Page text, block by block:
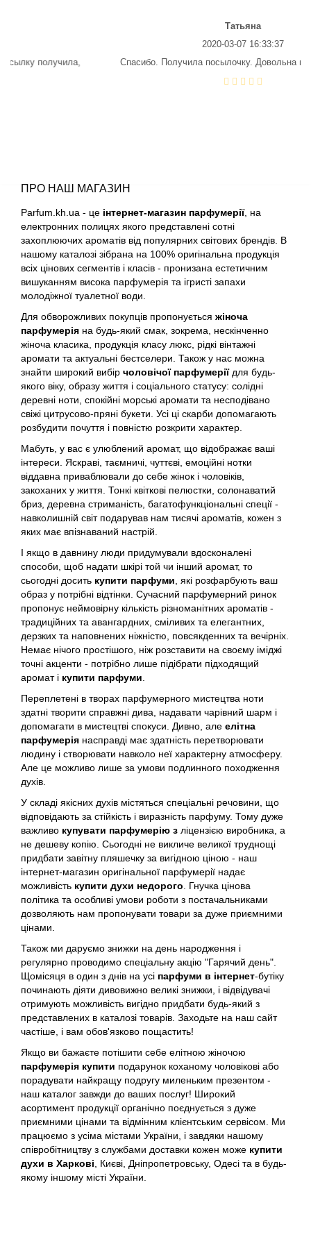
2020-03-07 16:33:37
Спасибо. Получила посылочку. Довольна на все 100 %. ..
ПРО НАШ МАГАЗИН
Parfum.kh.ua - це інтернет-магазин парфумерії, на
електронних полицях якого представлені сотні
захоплюючих ароматів від популярних світових брендів. В
нашому каталозі зібрана на 100% оригінальна продукція
всіх цінових сегментів і класів - пронизана естетичним
вишуканням висока парфумерія та ігристі запахи
молодіжної туалетної води.
Для обворожливих покупців пропонується жіноча
парфумерія на будь-який смак, зокрема, нескінченно
жіноча класика, продукція класу люкс, рідкі вінтажні
аромати та актуальні бестселери. Також у нас можна
знайти широкий вибір чоловічої парфумеріїдля будь-
якого віку, образу життя і соціального статусу: солідні
деревні ноти, спокійні морські аромати та несподівано
свіжі цитрусово-пряні букети. Усі ці скарби допомагають
розбудити почуття і повністю розкрити характер.
Мабуть, у вас є улюблений аромат, що відображає ваші
інтереси. Яскраві, таємничі, чуттєві, емоційні нотки
віддавна приваблювали до себе жінок і чоловіків,
закоханих у життя. Тонкі квіткові пелюстки, солонаватий
бриз, деревна стриманість, багатофункціональні спеції -
навколишній світ подарував нам тисячі ароматів, кожен з
яких має впізнаваний настрій.
І якщо в давнину люди придумували вдосконалені
способи, щоб надати шкірі той чи інший аромат, то
сьогодні досить купити парфуми , які розфарбують ваш
образ у потрібні відтінки. Сучасний парфумерний ринок
пропонує неймовірну кількість різноманітних ароматів -
традиційних та авангардних, сміливих та елегантних,
дерзких та наповнених ніжністю, повсякденних та вечірніх.
Немає нічого простішого, ніж розставити на своєму іміджі
точні акценти - потрібно лише підібрати підходящий
аромат і купити парфуми
Переплетені в творах парфумерного мистецтва ноти
здатні творити справжні дива, надавати чарівний шарм і
допомагати в мистецтві спокуси. Дивно, але елітна
парфумерія насправді має здатність перетворювати
людину і створювати навколо неї характерну атмосферу.
Але це можливо лише за умови подлинного походження
духів.
У складі якісних духів містяться спеціальні речовини, що
відповідають за стійкість і виразність парфуму. Тому дуже
важливо купувати парфумерію з ліцензією виробника, а
не дешеву копію. Сьогодні не викличе великої труднощі
придбати завітну пляшечку за вигідною ціною - наш
інтернет-магазин оригінальної парфумерії надає
можливість купити духи недорого . Гнучка цінова
політика та особливі умови роботи з постачальниками
дозволяють нам пропонувати товари за дуже приємними
цінами.
Також ми даруємо знижки на день народження і
регулярно проводимо спеціальну акцію "Гарячий день".
Щомісяця в один з днів на усі парфуми в інтернет-бутіку
починають діяти дивовижно великі знижки, і відвідувачі
отримують можливість вигідно придбати будь-який з
представлених в каталозі товарів. Заходьте на наш сайт
частіше, і вам обов'язково пощастить!
Якщо ви бажаєте потішити себе елітною жіночою
парфумерія купити подарунок коханому чоловікові або
порадувати найкращу подругу миленьким презентом -
наш каталог завжди до ваших послуг! Широкий
асортимент продукції органічно поєднується з дуже
приємними цінами та відмінним клієнтським сервісом. Ми
працюємо з усіма містами України, і завдяки нашому
співробітництву з службами доставки кожен може купити
духи в Харкові , Києві, Дніпропетровську, Одесі та в будь-
якому іншому місті України.
American Crew
Amouage
Amouroud
Andre L'Arom
Angel Schlesser
Anima Mundi
Anna Sui
Annayake
Anne Fontaine
Annick Goutal
Antonio Banderas
Antonio Puig
Antonio Visconti
Aquolina
Arabesque Perfumes
Arabiyat
Aramis
Ariana Grande
Armaf
Armand Basi
Arrogance
Arte Profumi
ArteOlfatto
Asabi
Asgharali
Atelier Cologne
Atelier Des Ors
Atelier Flou